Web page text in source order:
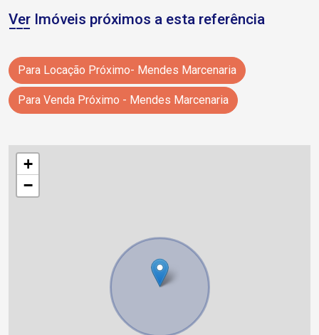
Ver Imóveis próximos a esta referência
Para Locação Próximo- Mendes Marcenaria
Para Venda Próximo - Mendes Marcenaria
+
−